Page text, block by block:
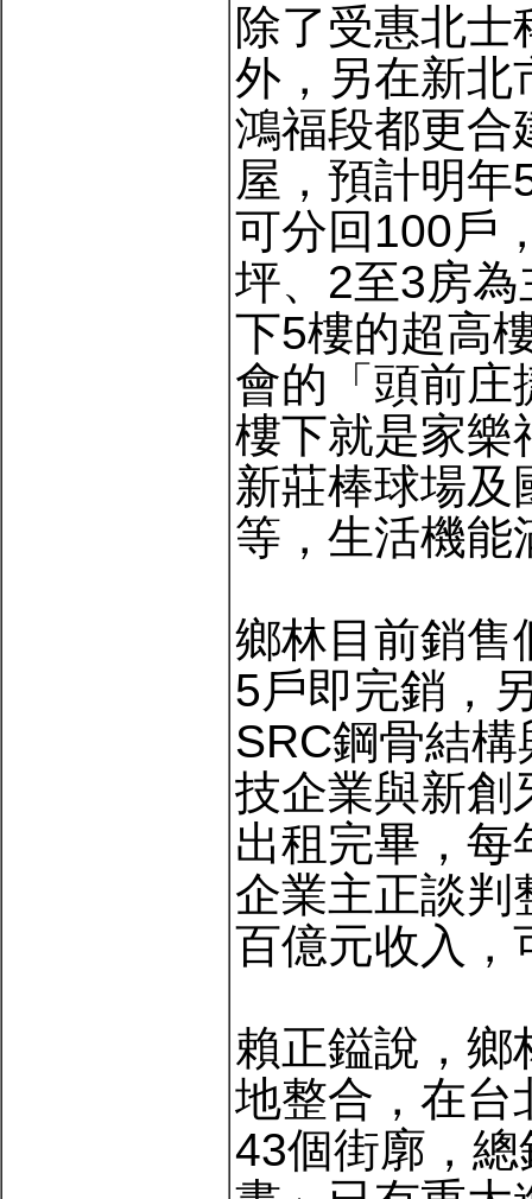
除了受惠北
外，另在新北
鴻福段都更合
屋，預計明
可分回100戶
坪、2至3房
下5樓的超高
會的「頭前庄
樓下就是家樂
新莊棒球場及
等，生活機能
鄉林目前銷售
5戶即完銷，
SRC鋼骨結
技企業與新創
出租完畢，每
企業主正談判
百億元收入，
賴正鎰說，鄉
地整合，在台
43個街廓，